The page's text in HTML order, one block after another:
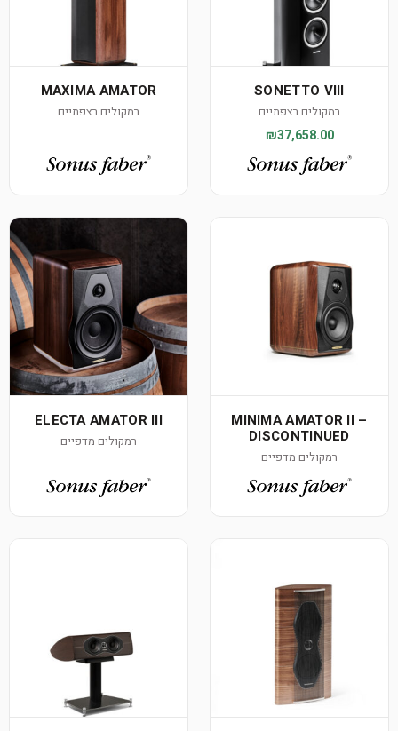
SONETTO VIII
רמקולים רצפתיים
₪37,658.00
MAXIMA AMATOR
רמקולים רצפתיים
MINIMA AMATOR II –
DISCONTINUED
רמקולים מדפיים
ELECTA AMATOR III
רמקולים מדפיים